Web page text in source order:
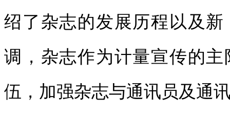
绍了杂志的发展历程以及
调，杂志作为计量宣传的
伍，加强杂志与通讯员及通